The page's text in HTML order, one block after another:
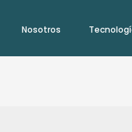
Nosotros